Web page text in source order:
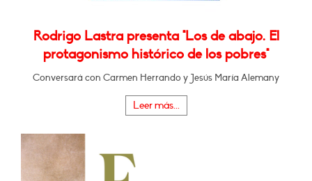
Rodrigo Lastra presenta "Los de abajo. El
protagonismo histórico de los pobres"
Conversará con Carmen Herrando y Jesús María Alemany
Leer más...